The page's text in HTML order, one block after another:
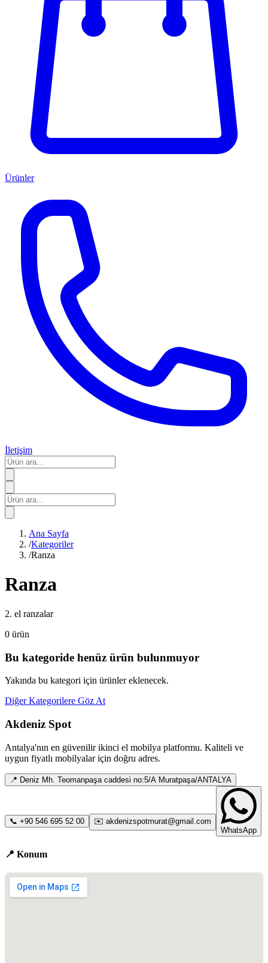
Ürünler
İletişim
Ana Sayfa
/Kategoriler
/Ranza
Ranza
2. el ranzalar
0 ürün
Bu kategoride henüz ürün bulunmuyor
Yakında bu kategori için ürünler eklenecek.
Diğer Kategorilere Göz At
Akdeniz Spot
Antalya'nın en güvenilir ikinci el mobilya platformu. Kaliteli ve
uygun fiyatlı mobilyalar için doğru adres.
📍 Deniz Mh. Teomanpaşa caddesi no:5/A Muratpaşa/ANTALYA
📞 +90 546 695 52 00 ✉️ akdenizspotmurat@gmail.com
WhatsApp
📍 Konum